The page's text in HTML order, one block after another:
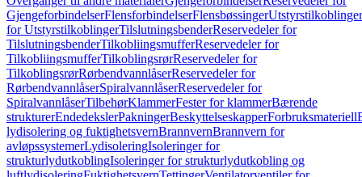
GjengeforbindelserFlensforbindelserFlensbøssingerUtstyrstilkoblinger
for UtstyrstilkoblingerTilslutningsbenderReservedeler for
TilslutningsbenderTilkobliingsmufferReservedeler for
TilkobliingsmufferTilkoblingsrørReservedeler for
TilkoblingsrørRørbendvannlåserReservedeler for
RørbendvannlåserSpiralvannlåserReservedeler for
SpiralvannlåserTilbehørKlammerFester for klammerBærende
strukturerEndedekslerPakningerBeskyttelseskapperForbruksmateriell
lydisolering og fuktighetsvernBrannvernBrannvern for
avløpssystemerLydisoleringIsoleringer for
strukturlydutkoblingIsoleringer for strukturlydutkobling og